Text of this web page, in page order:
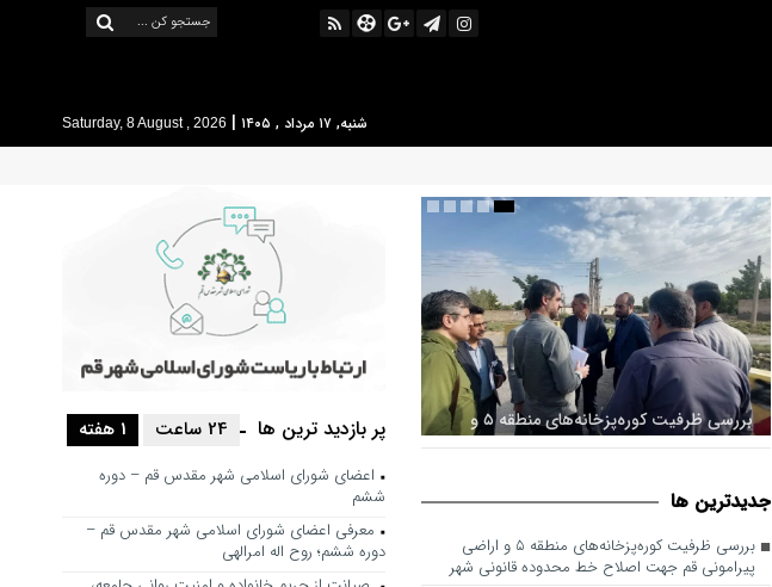
شنبه, ۱۷ مرداد , ۱۴۰۵ |
Saturday, 8 August , 2026
بررسی ظرفیت کوره‌پزخانه‌های منطقه ۵ و
جديدترين ها
بررسی ظرفیت کوره‌پزخانه‌های منطقه ۵ و اراضی
پیرامونی قم جهت اصلاح خط محدوده قانونی شهر
پر بازدید ترین ها 1 هفته 24 ساعت
اعضای شورای اسلامی شهر مقدس قم – دوره
ششم
معرفی اعضای شورای اسلامی شهر مقدس قم –
دوره ششم؛ روح اله امرالهی